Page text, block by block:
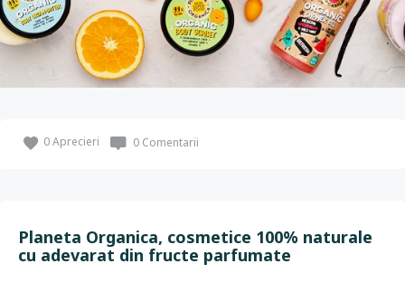
0Aprecieri 0 Comentarii
Planeta Organica, cosmetice 100% naturale
cu adevarat din fructe parfumate